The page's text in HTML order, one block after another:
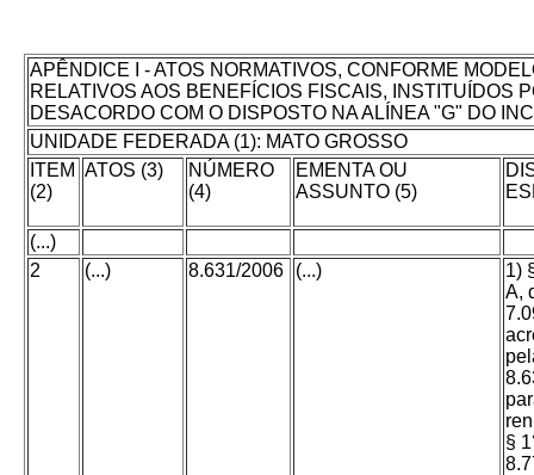
APÊNDICE I - ATOS NORMATIVOS, CONFORME
RELATIVOS AOS BENEFÍCIOS FISCAIS, INSTITUÍDOS
DESACORDO COM O DISPOSTO NA ALÍNEA "G" DO
UNIDADE FEDERADA (1): MATO GROSSO
ITEM
(2)
ATOS (3)
NÚMERO
(4)
EMENTA OU
ASSUNTO (5)
(...)
2
(...) 8.631/2006 (...)
1)
A,
§